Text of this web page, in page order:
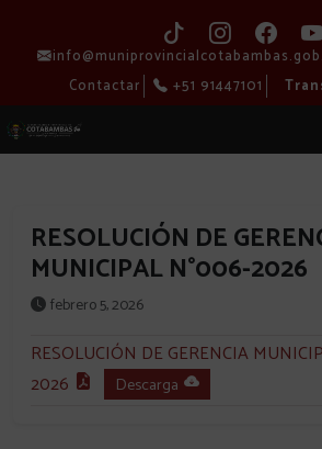
Contactar
+51 91447101
RESOLUCIÓN DE
MUNICIPAL N°006-2026
febrero 5, 2026
RESOLUCIÓN DE GERENCIA
2026
Descarga